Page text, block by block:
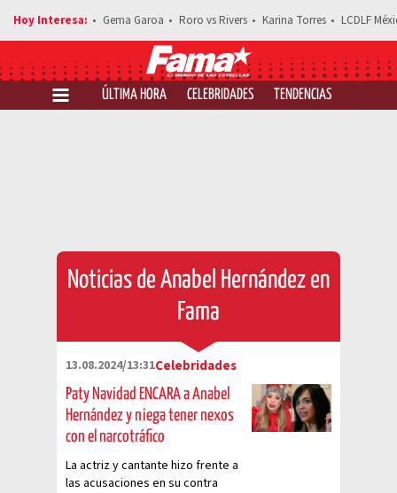
Gema Garoa Roro vs Rivers Karina Torres LCDLF
ÚLTIMA HORA CELEBRIDADES TENDENCIAS
Noticias de Anabel Hernández en
Fama
13.08.2024/13:31Celebridades
Paty Navidad ENCARA a Anabel
Hernández y niega tener nexos
con el narcotráfico
La actriz y cantante hizo frente a
las acusaciones en su contra